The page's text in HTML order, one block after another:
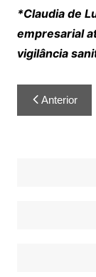
*Claudia de
empresarial
vigilância
Anterior